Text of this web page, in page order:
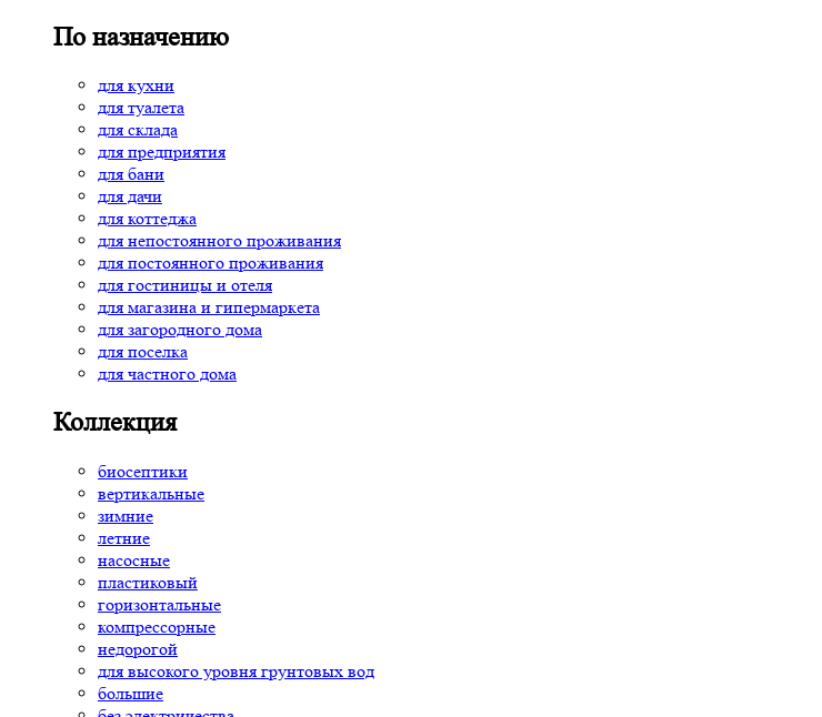
По назначению
для кухни
для туалета
для склада
для предприятия
для бани
для дачи
для коттеджа
для непостоянного проживания
для постоянного проживания
для гостиницы и отеля
для магазина и гипермаркета
для загородного дома
для поселка
для частного дома
Коллекция
биосептики
вертикальные
зимние
летние
насосные
пластиковый
горизонтальные
компрессорные
недорогой
для высокого уровня грунтовых вод
большие